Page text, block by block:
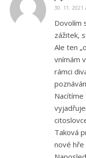
30. 11. 2021
Dovolím
zážitek,
Ale ten
vnímám
rámci
Taková
nové hře